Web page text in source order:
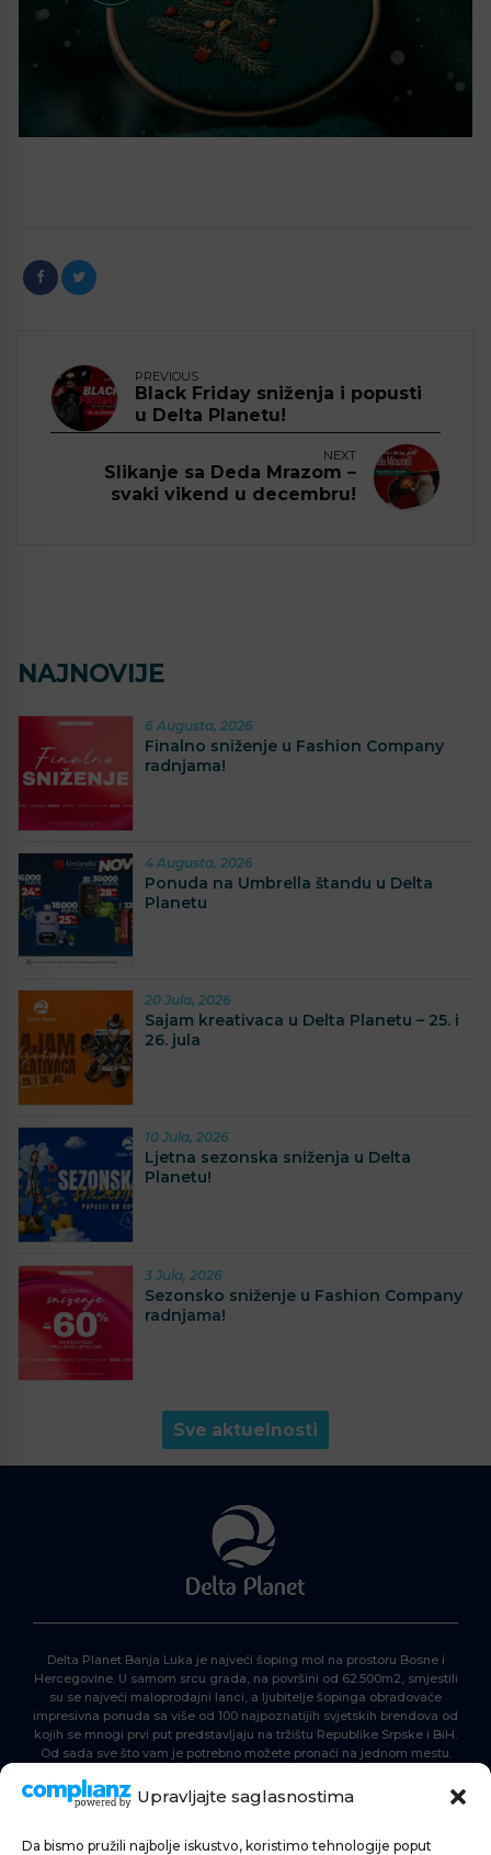
Upravljajte saglasnostima
Da bismo pružili najbolje iskustvo, koristimo tehnologije poput
PREVIOUS
Black Friday sniženja i popusti
u Delta Planetu!
NEXT
Slikanje sa Deda Mrazom –
svaki vikend u decembru!
NAJNOVIJE
6 Augusta, 2026
Finalno sniženje u Fashion Company
radnjama!
4 Augusta, 2026
Ponuda na Umbrella štandu u Delta
Planetu
20 Jula, 2026
Sajam kreativaca u Delta Planetu – 25. i
26. jula
10 Jula, 2026
Ljetna sezonska sniženja u Delta
Planetu!
3 Jula, 2026
Sezonsko sniženje u Fashion Company
radnjama!
Sve aktuelnosti
Delta Planet Banja Luka je najveći šoping mol na prostoru Bosne i
Hercegovine. U samom srcu grada, na površini od 62.500m2, smjestili
su se najveći maloprodajni lanci, a ljubitelje šopinga obradovaće
impresivna ponuda sa više od 100 najpoznatijih svjetskih brendova od
kojih se mnogi prvi put predstavljaju na tržištu Republike Srpske i BiH.
Od sada sve što vam je potrebno možete pronaći na jednom mestu.